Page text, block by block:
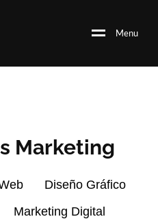
Menu
Marketing
Diseño Gráfico
Marketing Digital